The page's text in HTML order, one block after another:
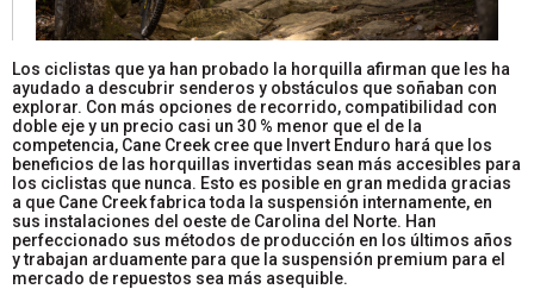
Los ciclistas que ya han probado la horquilla afirman que les ha
ayudado a descubrir senderos y obstáculos que soñaban con
explorar. Con más opciones de recorrido, compatibilidad con
doble eje y un precio casi un 30 % menor que el de la
competencia, Cane Creek cree que Invert Enduro hará que los
beneficios de las horquillas invertidas sean más accesibles para
los ciclistas que nunca. Esto es posible en gran medida gracias
a que Cane Creek fabrica toda la suspensión internamente, en
sus instalaciones del oeste de Carolina del Norte. Han
perfeccionado sus métodos de producción en los últimos años
y trabajan arduamente para que la suspensión premium para el
mercado de repuestos sea más asequible.